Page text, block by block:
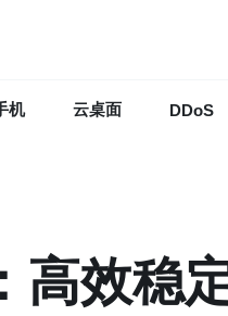
机 云桌面 DDoS
高效稳